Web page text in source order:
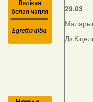
29.03